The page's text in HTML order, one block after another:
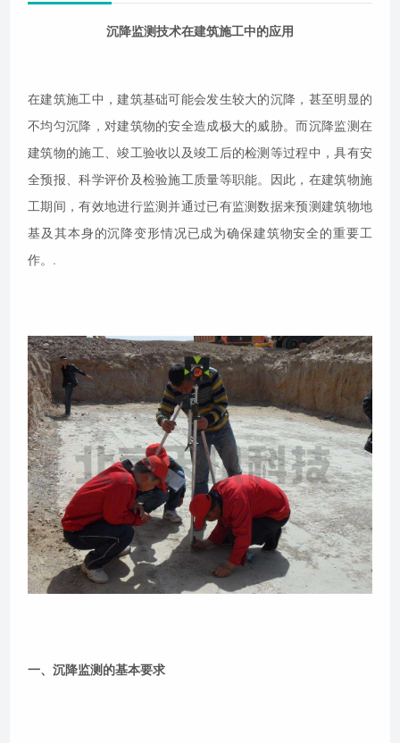
沉降监测技术在建筑施工中的应用
在建筑施工中，建筑基础可能会发生较大的沉降，甚至明显的
不均匀沉降，对建筑物的安全造成极大的威胁。而沉降监测在
建筑物的施工、竣工验收以及竣工后的检测等过程中，具有安
全预报、科学评价及检验施工质量等职能。因此，在建筑物施
工期间，有效地进行监测并通过已有监测数据来预测建筑物地
基及其本身的沉降变形情况已成为确保建筑物安全的重要工
作。.
一、沉降监测的基本要求